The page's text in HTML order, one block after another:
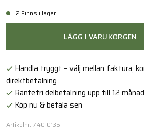
2 Finns i lager
LÄGG I VARUKORGEN
Handla tryggt – välj mellan faktura,
direktbetalning
Räntefri delbetalning upp till 12
Köp nu & betala sen
Artikelnr: 740-0135